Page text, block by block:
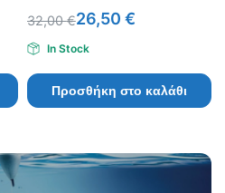
32,00€26,50 €
In Stock
Προσθήκη στο καλάθι